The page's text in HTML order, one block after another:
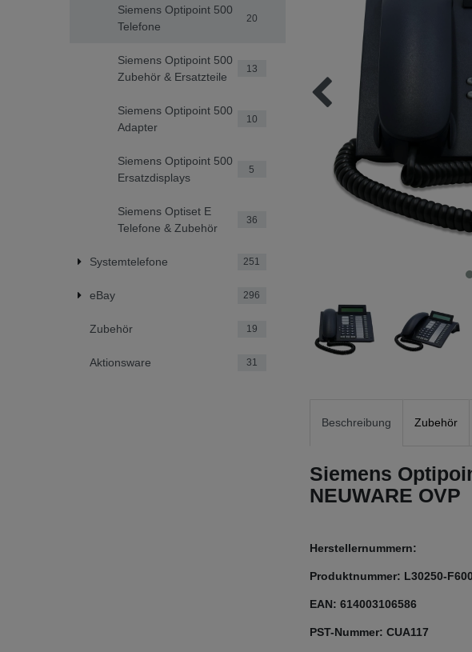
Siemens Optipoint 500
Telefone
20
Siemens Optipoint 500
Zubehör & Ersatzteile
13
Siemens Optipoint 500
Adapter
10
Siemens Optipoint 500
Ersatzdisplays
5
Siemens Optiset E
Telefone & Zubehör
36
Systemtelefone 251
eBay 296
Zubehör 19
Aktionsware 31
Beschreibung Zubehör
Siemens
NEUWARE OVP
Herstellernummern:
Produktnummer: L30250-
EAN: 614003106586
PST-Nummer: CUA117